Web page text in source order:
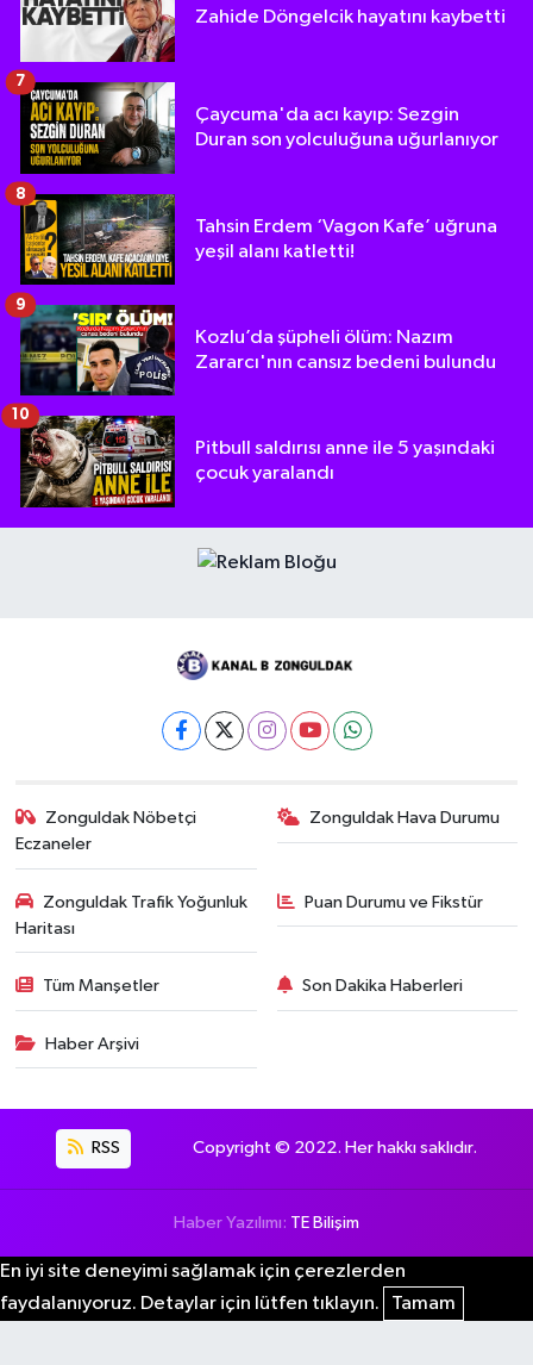
Zahide Döngelcik hayatını kaybetti
Çaycuma'da acı kayıp: Sezgin
Duran son yolculuğuna uğurlanıyor
7
Tahsin Erdem ‘Vagon Kafe’ uğruna
yeşil alanı katletti!
8
Kozlu’da şüpheli ölüm: Nazım
Zararcı'nın cansız bedeni bulundu
9
Pitbull saldırısı anne ile 5 yaşındaki
çocuk yaralandı
10
Zonguldak Nöbetçi
Eczaneler
Zonguldak Hava Durumu
Zonguldak Trafik Yoğunluk
Haritası
Puan Durumu ve Fikstür
Tüm Manşetler Son Dakika Haberleri
Haber Arşivi
RSS Copyright © 2022. Her hakkı saklıdır.
Haber Yazılımı: TE Bilişim
En iyi site deneyimi sağlamak için çerezlerden
faydalanıyoruz. Detaylar için lütfen tıklayın.
Tamam